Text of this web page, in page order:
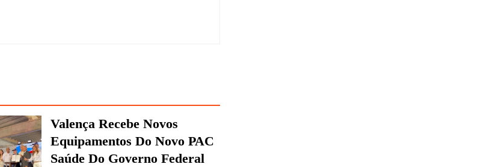
Valença Recebe Novos
Equipamentos Do Novo PAC
Saúde Do Governo Federal